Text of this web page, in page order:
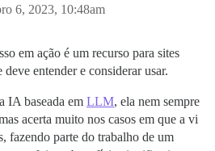
6, 2023, 10:48am
em ação é um recurso para sites
entender e considerar usar.
IA baseada em LLM, ela nem sempre
acerta muito nos casos em que a vi
fazendo parte do trabalho de um